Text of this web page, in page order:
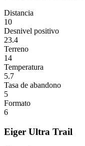
Distancia
10
Desnivel positivo
23.4
Terreno
14
Temperatura
5.7
Tasa de abandono
5
Formato
6
Eiger Ultra Trail